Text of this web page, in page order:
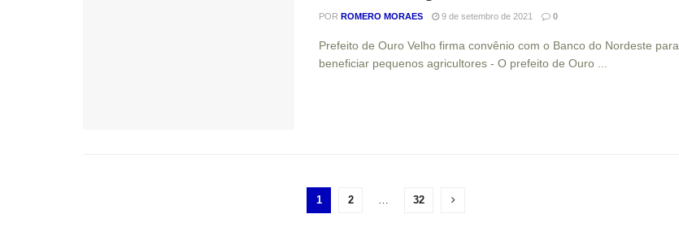
POR ROMERO MORAES 9 de setembro de 2021 0
Prefeito de Ouro Velho firma convênio com o Banco do Nordeste para
beneficiar pequenos agricultores - O prefeito de Ouro ...
1 2 32